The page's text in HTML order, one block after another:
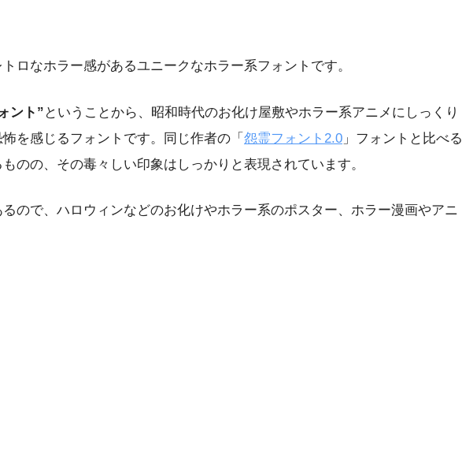
ロなホラー感があるユニークなホラー系フォントです。
ント” ということから、昭和時代のお化け屋敷やホラー系アニメにしっくり
を感じるフォントです。同じ作者の「 怨霊フォント2.0 」フォントと比べる
のの、その毒々しい印象はしっかりと表現されています。
ので、ハロウィンなどのお化けやホラー系のポスター、ホラー漫画やアニ